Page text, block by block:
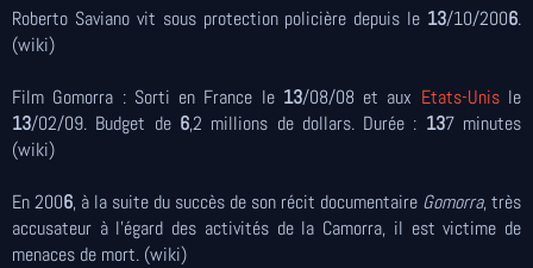
Roberto Saviano vit sous protection policière depuis le 13/10/2006.
(wiki)
Film Gomorra : Sorti en France le 13/08/08 et aux Etats-Unisle
13/02/09. Budget de 6,2 millions de dollars. Durée : 137 minutes
(wiki)
En 2006, à la suite du succès de son récit documentaire Gomorra, très
accusateur à l'égard des activités de la Camorra, il est victime de
menaces de mort. (wiki)